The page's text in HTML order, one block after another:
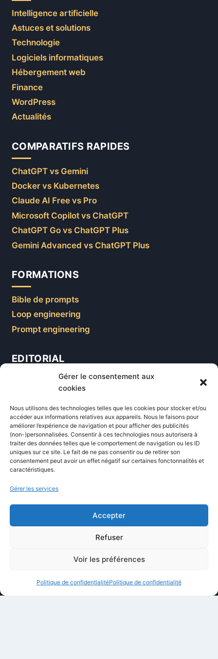
Gérer le consentement aux
cookies
Nous utilisons des technologies telles que les cookies pour stocker et/ou
accéder aux informations relatives aux appareils. Nous le faisons pour
améliorer l’expérience de navigation et pour afficher des publicités
(non-)personnalisées. Consentir à ces technologies nous autorisera à
traiter des données telles que le comportement de navigation ou les ID
uniques sur ce site. Le fait de ne pas consentir ou de retirer son
consentement peut avoir un effet négatif sur certaines fonctonnalités et
caractéristiques.
Gérer les services
Accepter
Refuser
Voir les préférences
Politique de confidentialitéPolitique de confidentialité
Intelligence artificielle
Astuces et solutions
Technologie
Logiciels informatiques
Hébergement web
Finance
WordPress
Actualités
COMPARATIFS RAPIDES
ChatGPT vs Gemini
Docker vs Kubernetes
Claude AI Free vs Pro
Microsoft Copilot vs ChatGPT
ChatGPT Go vs ChatGPT Plus
Gemini Advanced vs ChatGPT Plus
FORMATIONS
Bible de prompts
Loop engineering
Prompt engineering
EDITORIAL
Formations
Newsletter
Équipe éditoriale
Politique éditoriale
Méthodologie de test
Transparence et affiliation
CritiquePlus dans les médias
Contactez-nous
À propos de CritiquePlus